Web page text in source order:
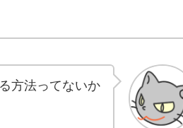
方法ってないか